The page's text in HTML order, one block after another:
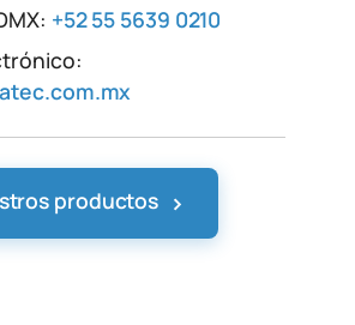
+52 55 5639 0210
productos ›